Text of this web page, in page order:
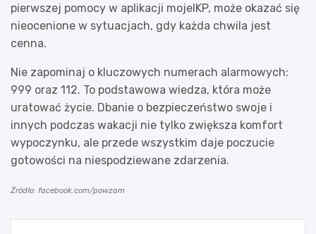
pierwszej pomocy w aplikacji mojeIKP, może okazać się
nieocenione w sytuacjach, gdy każda chwila jest
cenna.
Nie zapominaj o kluczowych numerach alarmowych:
999 oraz 112. To podstawowa wiedza, która może
uratować życie. Dbanie o bezpieczeństwo swoje i
innych podczas wakacji nie tylko zwiększa komfort
wypoczynku, ale przede wszystkim daje poczucie
gotowości na niespodziewane zdarzenia.
Źródło: facebook.com/powzam